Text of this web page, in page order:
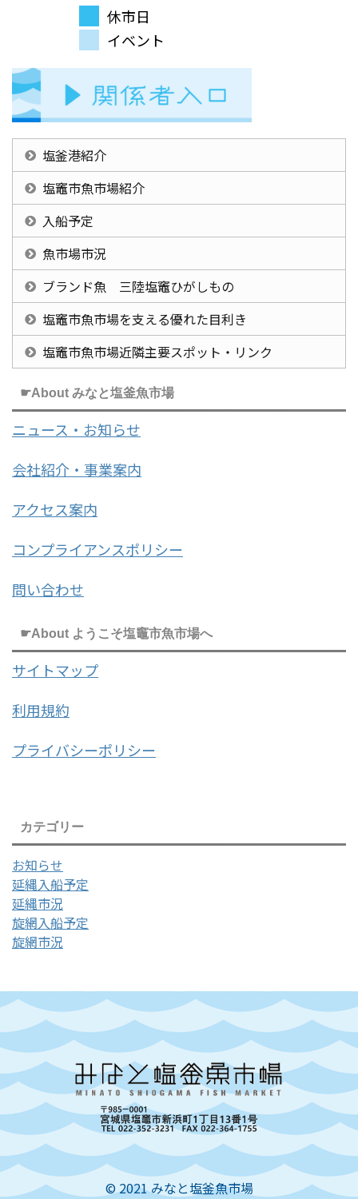
休市日
イベント
塩釜港紹介
塩竈市魚市場紹介
入船予定
魚市場市況
ブランド魚 三陸塩竈ひがしもの
塩竈市魚市場を支える優れた目利き
塩竈市魚市場近隣主要スポット・リンク
☛About みなと塩釜魚市場
ニュース・お知らせ
会社紹介・事業案内
アクセス案内
コンプライアンスポリシー
問い合わせ
☛About ようこそ塩竈市魚市場へ
サイトマップ
利用規約
プライバシーポリシー
カテゴリー
お知らせ
延縄入船予定
延縄市況
旋網入船予定
旋網市況
© 2021 みなと塩釜魚市場